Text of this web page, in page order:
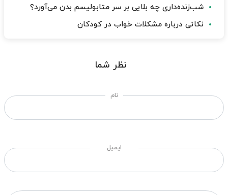
شب‌زنده‌داری چه بلایی بر سر متابولیسم بدن می‌آورد؟
نکاتی درباره مشکلات خواب در کودکان
نظر شما
نام
ایمیل